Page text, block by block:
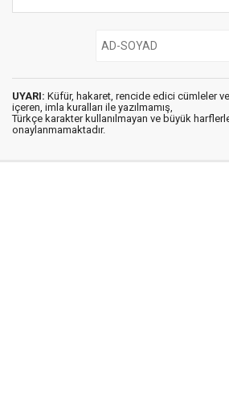
UYARI: Küfür, hakaret, rencide edici cümleler
içeren, imla kuralları ile yazılmamış,
Türkçe karakter kullanılmayan ve büyük
onaylanmamaktadır.